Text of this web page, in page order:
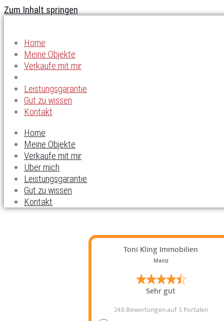
Zum Inhalt springen
Home
Meine Objekte
Verkaufe mit mir
Leistungsgarantie
Gut zu wissen
Kontakt
Home
Meine Objekte
Verkaufe mit mir
Über mich
Leistungsgarantie
Gut zu wissen
Kontakt
Toni Kling Immobilien
Mainz
Sehr gut
248 Bewertungenauf 5 Portalen